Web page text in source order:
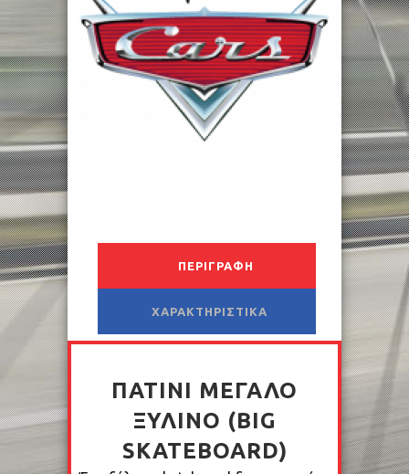
ΠΕΡΙΓΡΑΦΉ
ΧΑΡΑΚΤΗΡΙΣΤΙΚΆ
ΠΑΤΊΝΙ ΜΕΓΆΛΟ
ΞΎΛΙΝΟ (BIG
SKATEBOARD)